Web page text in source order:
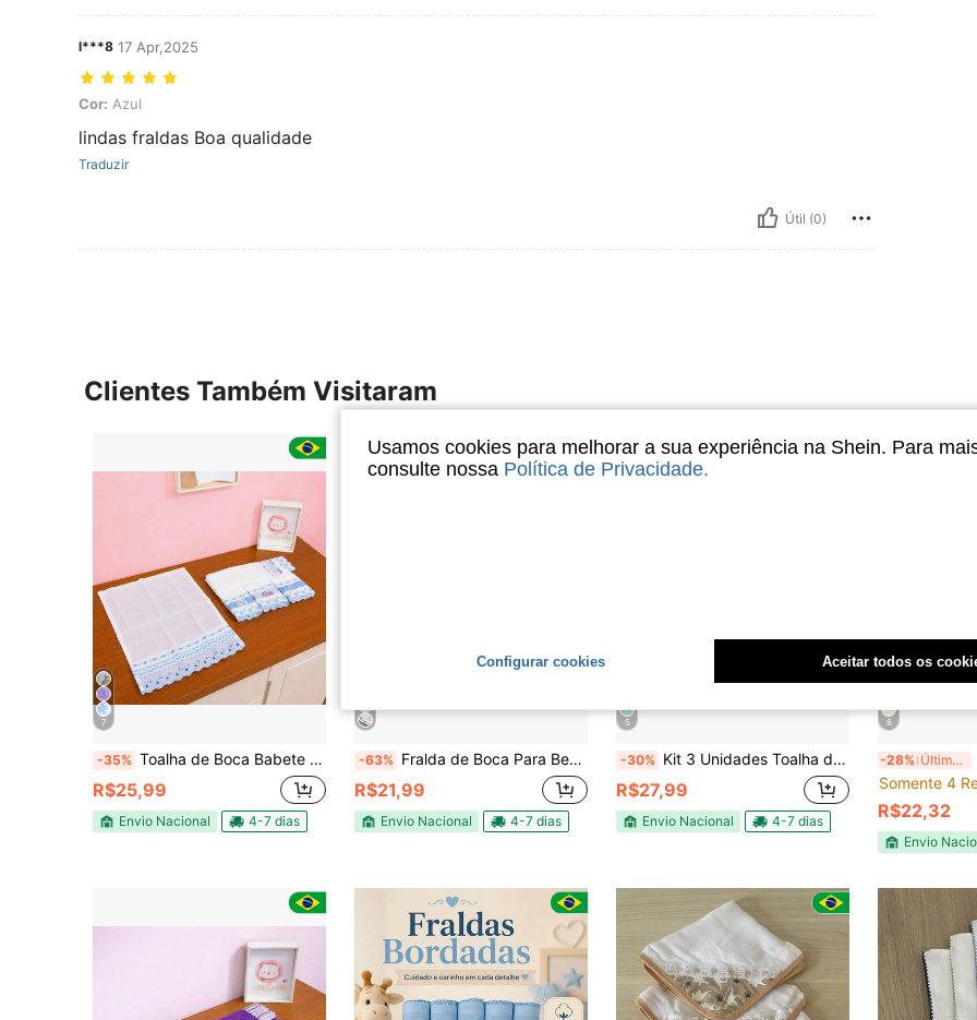
l***8 17 Apr,2025
Cor: Azul
Cor: Azul
lindas fraldas Boa qualidade
Traduzir
Útil (0)
Clientes Também Visitaram
7
-35% Toalha de Boca Babete Fraldinha Para Bebê 3 Unidades 100% Algodão Enxoval Luxo Com Laise Rosa
R$25,99
Envio Nacional 4-7 dias
-63% Fralda de Boca Para Bebe Toalha de Boca Enxoval Kit 6 Unidades Menina Menino Rosa Azul
R$21,99
Envio Nacional 4-7 dias
5
-30% Kit 3 Unidades Toalha de Ombro Boca Babete Bebe Laise Enxoval Menina Menino Rosa Azul
R$27,99
Envio Nacional 4-7 dias
8
-28% Últimos 3 dias
Somente 4
R$22,32
Envio
Usamos cookies para melhorar a sua experiência na Shein. Para
consulte nossa Política de Privacidade.
Configurar cookies Aceitar todos os